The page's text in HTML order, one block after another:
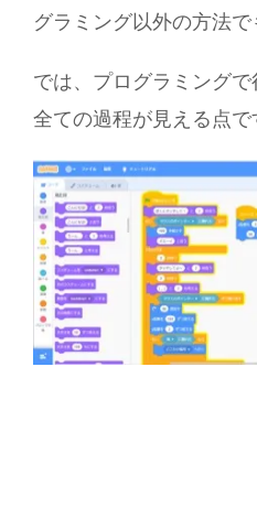
グラミング以外の方法
では、プログラミング
全ての過程が見える点で